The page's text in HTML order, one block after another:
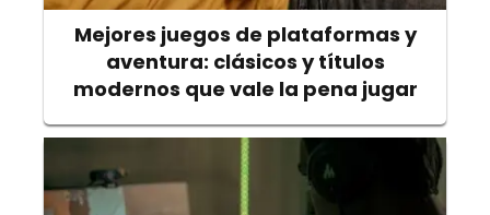
Mejores juegos de plataformas y
aventura: clásicos y títulos
modernos que vale la pena jugar